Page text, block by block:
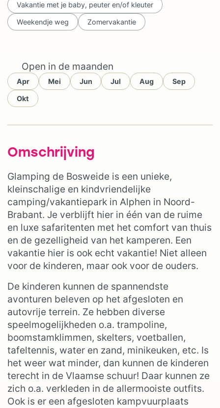
Open in de maanden
Apr Mei Jun Jul Aug Sep
Okt
Omschrijving
Glamping de Bosweide is een unieke,
kleinschalige en kindvriendelijke
camping/vakantiepark in Alphen in Noord-
Brabant. Je verblijft hier in één van de ruime
en luxe safaritenten met het comfort van thuis
en de gezelligheid van het kamperen. Een
vakantie hier is ook echt vakantie! Niet alleen
voor de kinderen, maar ook voor de ouders.
De kinderen kunnen de spannendste
avonturen beleven op het afgesloten en
autovrije terrein. Ze hebben diverse
speelmogelijkheden o.a. trampoline,
boomstamklimmen, skelters, voetballen,
tafeltennis, water en zand, minikeuken, etc. Is
het weer wat minder, dan kunnen de kinderen
terecht in de Vlaamse schuur! Daar kunnen ze
zich o.a. verkleden in de allermooiste outfits.
Ook is er een afgesloten kampvuurplaats
Vakantie met je baby, peuter en/of kleuter
Weekendje weg Zomervakantie